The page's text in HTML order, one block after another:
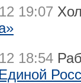
19:07
18:54